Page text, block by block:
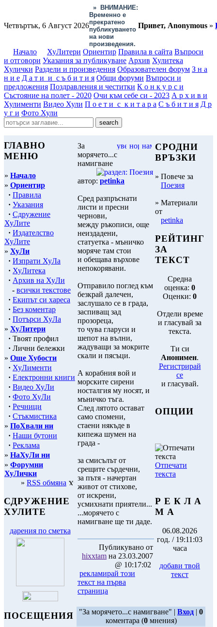
Четвъртък, 6 Август 2026
»
ВНИМАНИЕ:
Временно е
прекратено
публикуването
на нови
произведения.
Привет, Anonymous »
Начало ХуЛитери Ориентир Правила в сайта Въпроси
и отговори Указания за публикуване Архив Хулитека
Хулички Раздели и произведения Образователен форум З н а
н и е Д а т и и с ъ б и т и я Общи форуми Въпроси и
предложения Поздравления и честитки К о н к у р с и
Състояние на полет - 2020 Очи към себе си - 2023 А р х и в и
Хулименти Видео Хули П о е т и с к и т а р а С ъ б и т и я Д р
у г и Фото Хули
ГЛАВНО
МЕНЮ
» Начало
» Ориентир
· Правила
· Указания
· Сдружение
ХуЛите
· Издателство
ХуЛите
» ХуЛи
· Изпрати ХуЛа
· ХуЛитека
· Архив на ХуЛи
- всички текстове
· Екипът си хареса
· Без коментар
· Потърси ХуЛа
» ХуЛитери
· Твоят профил
· Лични бележки
» Още Хубости
· ХуЛименти
· Електронни книги
· Видео ХуЛи
· Фото ХуЛи
· Речници
· Стъкмистика
» ПоХвали ни
· Наши бутони
· Реклама
» НаХуЛи ни
» Форумни
ХуЛички
» RSS обмяна
СДРУЖЕНИЕ
ХУЛИТЕ
дарения по сметка
ПОСЕЩЕНИЯ
За
морячето...с
намигване
автор: petinka
Сред разпръснати
листи и пресни
чернови,
между ръкописи, още
неиздадени,
статуетка - мъничко
моряче там стои
и обещава върхове
непокорявани.
Отправило поглед към
безкрай далечен,
заслушало се в града,
заспиващ зад
прозореца,
то чува гларуси и
шепот на вълни,
жадуващи за мокрите
скали и пясъци.
А корабния вой и
морските сирени
носталгия му носят, и
мъничко тъга.
След лятото остават
само спомени,
стаени някъде в
кипежа шумен на
града -
за смисълът от
срещите сърдечни,
за пътя - начертан
живот от стихове,
от искрени,
усмихнати приятели...
...морячето с
намигване ще ти даде.
Публикувано от
hixxtam на 23.03.2007
@ 10:17:02
рекламирай този
текст на първа
страница
СРОДНИ
ВРЪЗКИ
» Повече за
Поезия
» Материали
от
petinka
РЕЙТИНГ
ЗА
ТЕКСТ
Средна
оценка: 0
Оценки: 0
Отдели време
и гласувай за
текста.
Ти си
Анонимен.
Регистрирай
се
и гласувай.
ОПЦИИ
Отпечати
текста
Р Е К Л А
М А
06.08.2026
год. / 19:11:03
часа
добави твой
текст
"За морячето...с намигване" | Вход | 0
коментара (0мнения)